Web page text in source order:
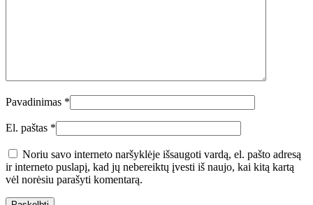
Pavadinimas *
El. paštas *
Noriu savo interneto naršyklėje išsaugoti vardą, el. pašto adresą
ir interneto puslapį, kad jų nebereiktų įvesti iš naujo, kai kitą kartą
vėl norėsiu parašyti komentarą.